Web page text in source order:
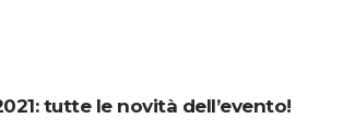
tutte le novità dell’evento!